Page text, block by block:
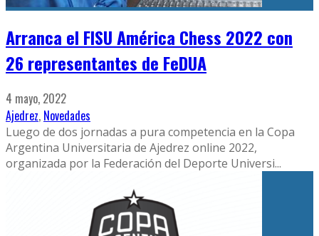
Arranca el FISU América Chess 2022 con
26 representantes de FeDUA
4 mayo, 2022
Ajedrez, Novedades
Luego de dos jornadas a pura competencia en la Copa
Argentina Universitaria de Ajedrez online 2022,
organizada por la Federación del Deporte Universi...